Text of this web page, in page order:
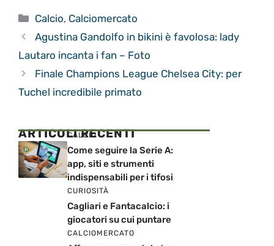
Categorie
Calcio, Calciomercato
Agustina Gandolfo in bikini è favolosa: lady
Lautaro incanta i fan – Foto
Finale Champions League Chelsea City: per
Tuchel incredibile primato
ARTICOLI RECENTI
CALCIO
Come seguire la Serie A:
app, siti e strumenti
indispensabili per i tifosi
CURIOSITÀ
Cagliari e Fantacalcio: i
giocatori su cui puntare
CALCIOMERCATO